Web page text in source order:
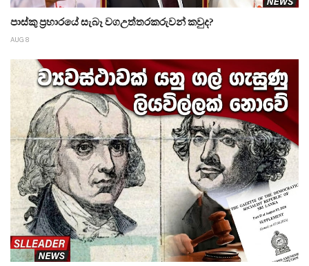
පාස්කු ප්‍රහාරයේ සැබෑ වගඋත්තරකරුවන් කවුද?
AUG 8